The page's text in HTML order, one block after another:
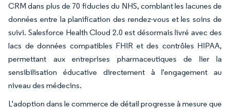
CRM dans plus de 70 fiducies du NHS, comblant les lacunes de
données entre la planification des rendez-vous et les soins de
suivi. Salesforce Health Cloud 2.0 est désormais livré avec des
lacs de données compatibles FHIR et des contrôles HIPAA,
permettant aux entreprises pharmaceutiques de lier la
sensibilisation éducative directement à l'engagement au
niveau des médecins.
L'adoption dans le commerce de détail progresse à mesure que